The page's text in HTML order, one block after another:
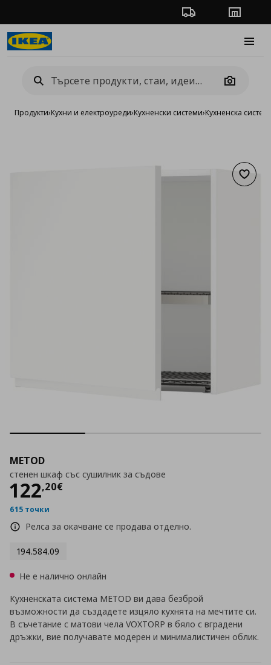
Проследяване на
Camera
Продукти›Кухни и електроуреди›Кухненски системи›Кухненска
METOD
стенен шкаф със сушилник за съдове
122,20€
Цена
615 точки
Релса за окачване се продава отделно.
194.584.09
Не е налично онлайн
Кухненската система METOD ви дава безброй
възможности да създадете изцяло кухнята на мечтите си.
В съчетание с матови чела VOXTORP в бяло с вградени
дръжки, вие получавате модерен и минималистичен облик.